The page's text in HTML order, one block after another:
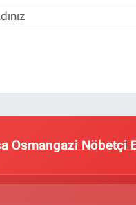
Osmangazi Nöbetçi